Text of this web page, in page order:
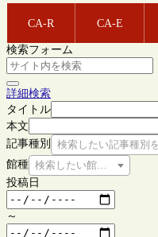
CA-R CA-E
検索フォーム
詳細検索
タイトル
本文
記事種別
検索したい記事種別
館種 検索したい館種を選択して
投稿日
～